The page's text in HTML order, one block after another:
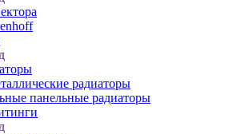
радиаторы
панельные радиаторы